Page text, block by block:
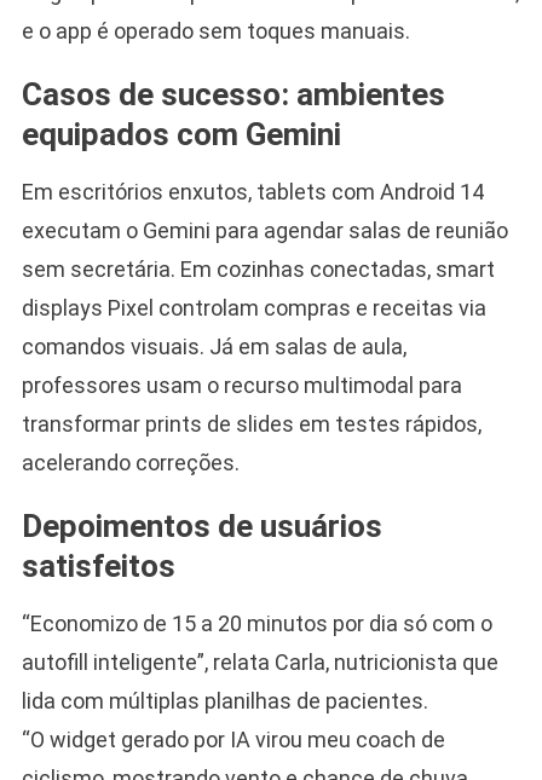
e o app é operado sem toques manuais.
Casos de sucesso: ambientes
equipados com Gemini
Em escritórios enxutos, tablets com Android 14
executam o Gemini para agendar salas de reunião
sem secretária. Em cozinhas conectadas, smart
displays Pixel controlam compras e receitas via
comandos visuais. Já em salas de aula,
professores usam o recurso multimodal para
transformar prints de slides em testes rápidos,
acelerando correções.
Depoimentos de usuários
satisfeitos
“Economizo de 15 a 20 minutos por dia só com o
autofill inteligente”, relata Carla, nutricionista que
lida com múltiplas planilhas de pacientes.
“O widget gerado por IA virou meu coach de